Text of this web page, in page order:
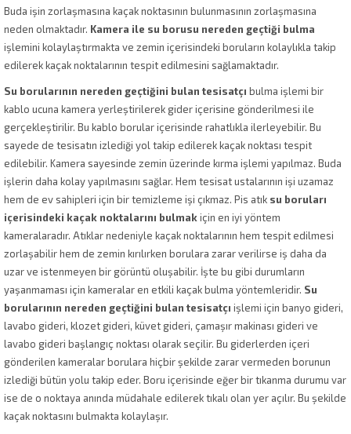
Buda işin zorlaşmasına kaçak noktasının bulunmasının zorlaşmasına
neden olmaktadır. Kamera ile su borusu nereden geçtiği bulma
işlemini kolaylaştırmakta ve zemin içerisindeki boruların kolaylıkla takip
edilerek kaçak noktalarının tespit edilmesini sağlamaktadır.
Su borularının nereden geçtiğini bulan tesisatçı bulma işlemi bir
kablo ucuna kamera yerleştirilerek gider içerisine gönderilmesi ile
gerçekleştirilir. Bu kablo borular içerisinde rahatlıkla ilerleyebilir. Bu
sayede de tesisatın izlediği yol takip edilerek kaçak noktası tespit
edilebilir. Kamera sayesinde zemin üzerinde kırma işlemi yapılmaz. Buda
işlerin daha kolay yapılmasını sağlar. Hem tesisat ustalarının işi uzamaz
hem de ev sahipleri için bir temizleme işi çıkmaz. Pis atık su boruları
içerisindeki kaçak noktalarını bulmakiçin en iyi yöntem
kameralaradır. Atıklar nedeniyle kaçak noktalarının hem tespit edilmesi
zorlaşabilir hem de zemin kırılırken borulara zarar verilirse iş daha da
uzar ve istenmeyen bir görüntü oluşabilir. İşte bu gibi durumların
yaşanmaması için kameralar en etkili kaçak bulma yöntemleridir. Su
borularının nereden geçtiğini bulan tesisatçı işlemi için banyo gideri,
lavabo gideri, klozet gideri, küvet gideri, çamaşır makinası gideri ve
lavabo gideri başlangıç noktası olarak seçilir. Bu giderlerden içeri
gönderilen kameralar borulara hiçbir şekilde zarar vermeden borunun
izlediği bütün yolu takip eder. Boru içerisinde eğer bir tıkanma durumu var
ise de o noktaya anında müdahale edilerek tıkalı olan yer açılır. Bu şekilde
kaçak noktasını bulmakta kolaylaşır.